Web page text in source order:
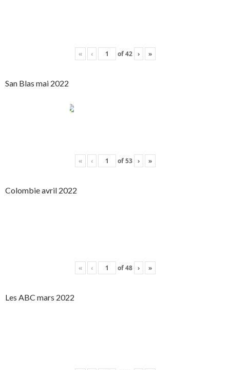
« ‹ of42 › »
San Blas mai 2022
« ‹ of53 › »
Colombie avril 2022
« ‹ of48 › »
Les ABC mars 2022